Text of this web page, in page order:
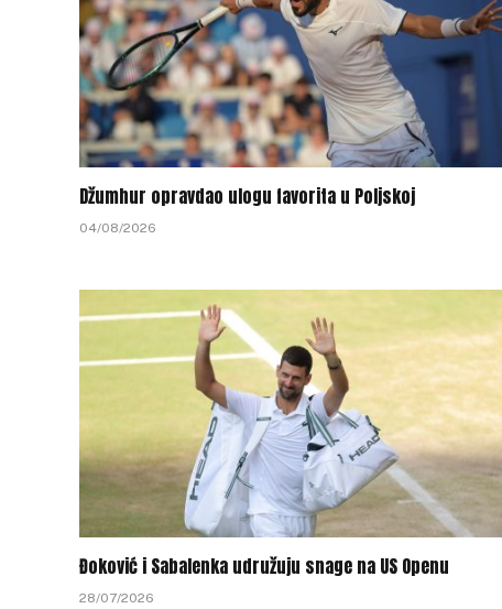
Džumhur opravdao ulogu favorita u Poljskoj
04/08/2026
Đoković i Sabalenka udružuju snage na US Openu
28/07/2026